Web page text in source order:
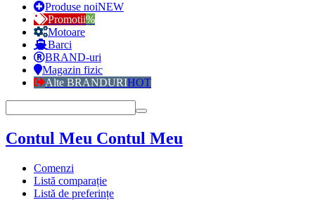
Produse noiNEW
Promotii%
Motoare
Barci
BRAND-uri
Magazin fizic
Alte BRANDURIHOT
Contul Meu Contul Meu
Comenzi
Listă comparație
Listă de preferințe